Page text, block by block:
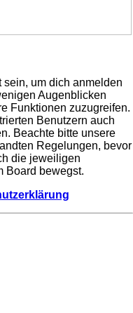
sein, um dich anmelden
Augenblicken
Funktionen zuzugreifen.
Benutzern auch
Beachte bitte unsere
Regelungen, bevor
die jeweiligen
Board bewegst.